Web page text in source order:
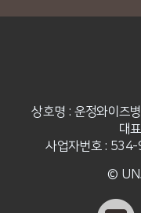
상호명 : 운정와이즈
대
사업자번호 :
©